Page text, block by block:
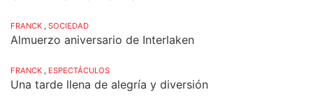
FRANCK SOCIEDAD
Almuerzo aniversario de Interlaken
FRANCK ESPECTÁCULOS
Una tarde llena de alegría y diversión